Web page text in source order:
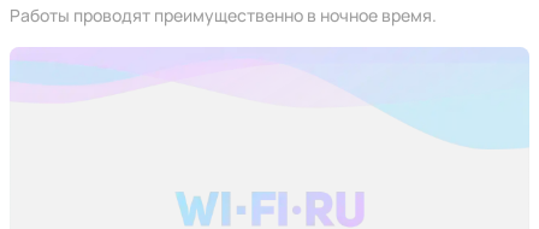
Работы проводят преимущественно в ночное время.